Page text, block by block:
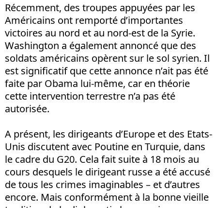
Récemment, des troupes appuyées par les
Américains ont remporté d’importantes
victoires au nord et au nord-est de la Syrie.
Washington a également annoncé que des
soldats américains opèrent sur le sol syrien. Il
est significatif que cette annonce n’ait pas été
faite par Obama lui-même, car en théorie
cette intervention terrestre n’a pas été
autorisée.
A présent, les dirigeants d’Europe et des Etats-
Unis discutent avec Poutine en Turquie, dans
le cadre du G20. Cela fait suite à 18 mois au
cours desquels le dirigeant russe a été accusé
de tous les crimes imaginables – et d’autres
encore. Mais conformément à la bonne vieille